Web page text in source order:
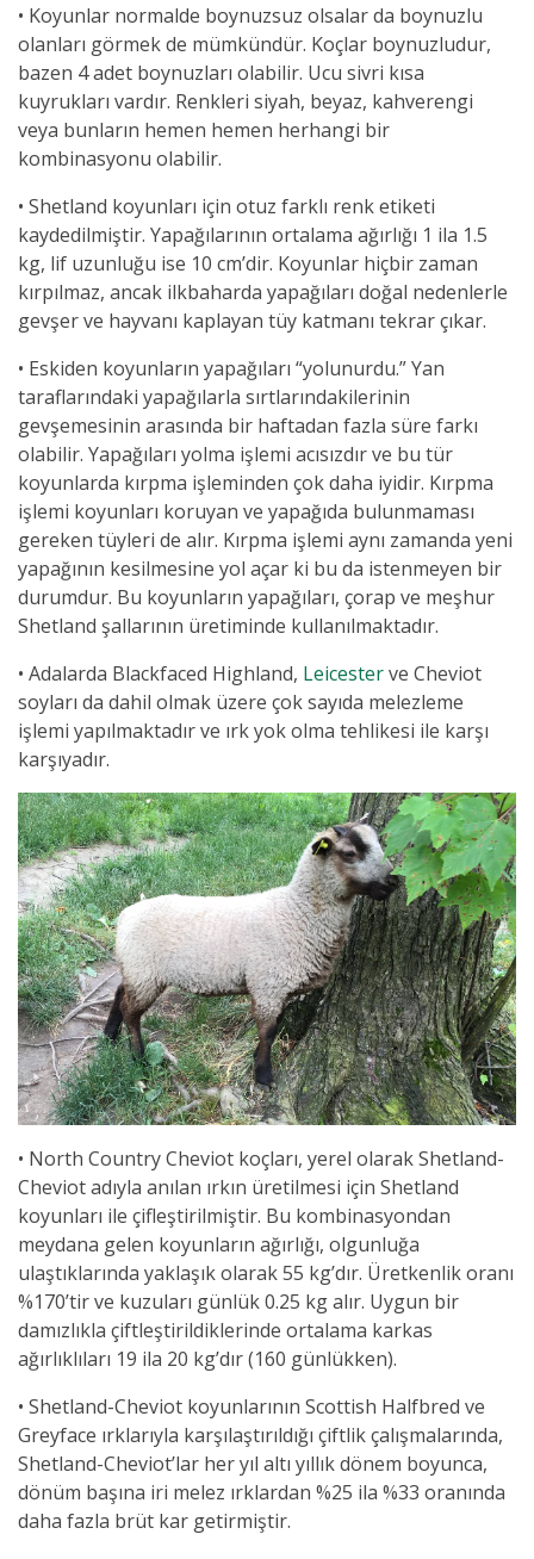
• Koyunlar normalde boynuzsuz olsalar da boynuzlu
olanları görmek de mümkündür. Koçlar boynuzludur,
bazen 4 adet boynuzları olabilir. Ucu sivri kısa
kuyrukları vardır. Renkleri siyah, beyaz, kahverengi
veya bunların hemen hemen herhangi bir
kombinasyonu olabilir.
• Shetland koyunları için otuz farklı renk etiketi
kaydedilmiştir. Yapağılarının ortalama ağırlığı 1 ila 1.5
kg, lif uzunluğu ise 10 cm’dir. Koyunlar hiçbir zaman
kırpılmaz, ancak ilkbaharda yapağıları doğal nedenlerle
gevşer ve hayvanı kaplayan tüy katmanı tekrar çıkar.
• Eskiden koyunların yapağıları “yolunurdu.” Yan
taraflarındaki yapağılarla sırtlarındakilerinin
gevşemesinin arasında bir haftadan fazla süre farkı
olabilir. Yapağıları yolma işlemi acısızdır ve bu tür
koyunlarda kırpma işleminden çok daha iyidir. Kırpma
işlemi koyunları koruyan ve yapağıda bulunmaması
gereken tüyleri de alır. Kırpma işlemi aynı zamanda yeni
yapağının kesilmesine yol açar ki bu da istenmeyen bir
durumdur. Bu koyunların yapağıları, çorap ve meşhur
Shetland şallarının üretiminde kullanılmaktadır.
• Adalarda Blackfaced Highland, Leicesterve Cheviot
soyları da dahil olmak üzere çok sayıda melezleme
işlemi yapılmaktadır ve ırk yok olma tehlikesi ile karşı
karşıyadır.
• North Country Cheviot koçları, yerel olarak Shetland-
Cheviot adıyla anılan ırkın üretilmesi için Shetland
koyunları ile çifleştirilmiştir. Bu kombinasyondan
meydana gelen koyunların ağırlığı, olgunluğa
ulaştıklarında yaklaşık olarak 55 kg’dır. Üretkenlik oranı
%170’tir ve kuzuları günlük 0.25 kg alır. Uygun bir
damızlıkla çiftleştirildiklerinde ortalama karkas
ağırlıklıları 19 ila 20 kg’dır (160 günlükken).
• Shetland-Cheviot koyunlarının Scottish Halfbred ve
Greyface ırklarıyla karşılaştırıldığı çiftlik çalışmalarında,
Shetland-Cheviot’lar her yıl altı yıllık dönem boyunca,
dönüm başına iri melez ırklardan %25 ila %33 oranında
daha fazla brüt kar getirmiştir.